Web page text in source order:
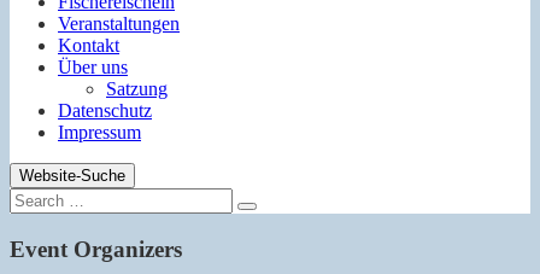
Veranstaltungen
Kontakt
Über uns
Satzung
Datenschutz
Impressum
Website-Suche
Search
for:
Search
Event Organizers